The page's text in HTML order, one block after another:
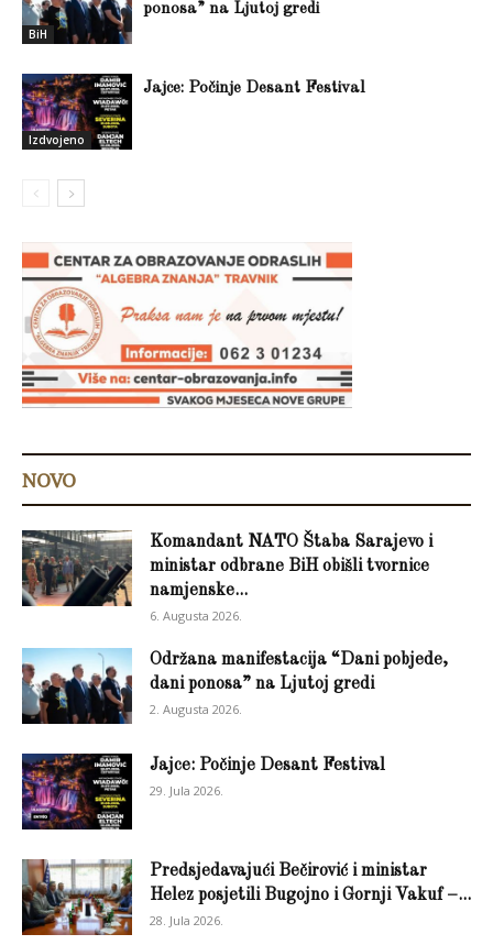
BiH
ponosa” na Ljutoj gredi
Izdvojeno
Jajce: Počinje Desant Festival
NOVO
Komandant NATO Štaba Sarajevo i
ministar odbrane BiH obišli tvornice
namjenske...
6. Augusta 2026.
Održana manifestacija “Dani pobjede,
dani ponosa” na Ljutoj gredi
2. Augusta 2026.
Jajce: Počinje Desant Festival
29. Jula 2026.
Predsjedavajući Bečirović i ministar
Helez posjetili Bugojno i Gornji Vakuf –...
28. Jula 2026.